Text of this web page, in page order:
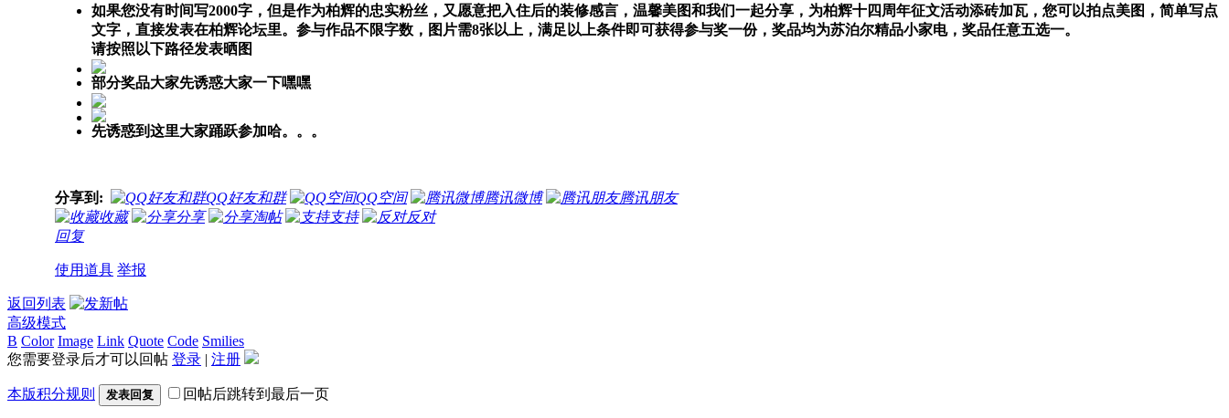
如果您没有时间写2000字，但是作为柏辉的忠实粉丝，又愿意把入住后的装修感言，温馨美图和我们一起分享，为柏辉十四周年征文活动添砖加瓦，您可以拍点美图，简单写点
文字，直接发表在柏辉论坛里。参与作品不限字数，图片需8张以上 ，满足以上条件即可获得参与奖一份，奖品均为苏泊尔精品小家电， 奖品任意五选一。
请按照以下路径发表晒图
部分奖品大家先诱惑大家一下嘿嘿
先诱惑到这里大家踊跃参加哈。。。
分享到: QQ好友和群 QQ空间 腾讯微博
腾讯朋友
收藏
分享 淘帖 支持
反对
回复
使用道具 举报
返回列表
高级模式
B Color Image Link Quote Code Smilies
您需要登录后才可以回帖 登录 | 注册
本版积分规则 发表回复 回帖后跳转到最后一页